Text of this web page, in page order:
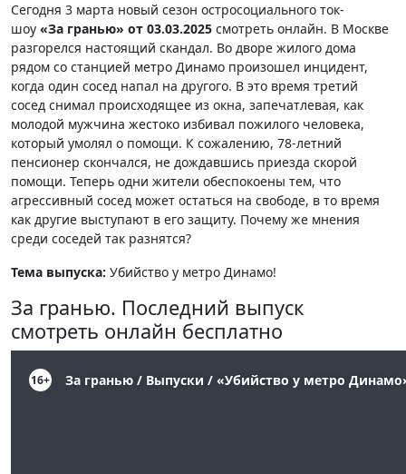
Сегодня 3 марта новый сезон остросоциального ток-
шоу «За гранью» от 03.03.2025 смотреть онлайн. В Москве
разгорелся настоящий скандал. Во дворе жилого дома
рядом со станцией метро Динамо произошел инцидент,
когда один сосед напал на другого. В это время третий
сосед снимал происходящее из окна, запечатлевая, как
молодой мужчина жестоко избивал пожилого человека,
который умолял о помощи. К сожалению, 78-летний
пенсионер скончался, не дождавшись приезда скорой
помощи. Теперь одни жители обеспокоены тем, что
агрессивный сосед может остаться на свободе, в то время
как другие выступают в его защиту. Почему же мнения
среди соседей так разнятся?
Тема выпуска: Убийство у метро Динамо!
За гранью. Последний выпуск
смотреть онлайн бесплатно